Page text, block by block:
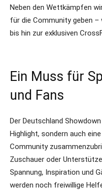
Neben den Wettkämpfen
für die Community geben –
bis hin zur exklusiven
Ein Muss für
und Fans
Der Deutschland
Highlight, sondern auch
Community
Zuschauer oder
Spannung, Inspiration und
werden noch freiwillige